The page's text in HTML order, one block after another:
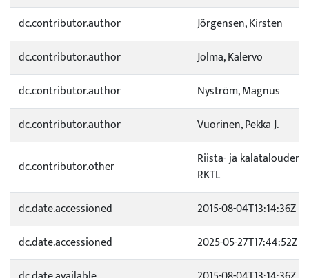
dc.contributor.author
Jörgensen, Kirsten
dc.contributor.author
Jolma, Kalervo
dc.contributor.author
Nyström, Magnus
dc.contributor.author
Vuorinen, Pekka J.
dc.contributor.other
Riista- ja kalatalouden
RKTL
dc.date.accessioned
2015-08-04T13:14:36Z
dc.date.accessioned
2025-05-27T17:44:52Z